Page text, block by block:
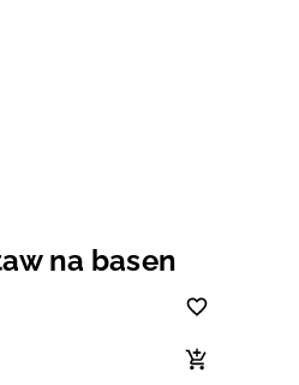
na basen